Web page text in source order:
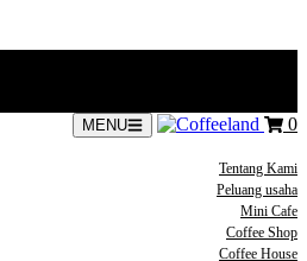
MENU 0
Tentang Kami
Peluang usaha
Mini Cafe
Coffee Shop
Coffee House